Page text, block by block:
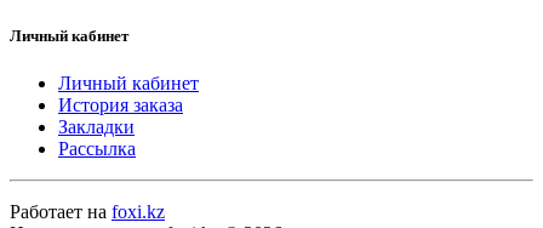
Личный кабинет
Личный кабинет
История заказа
Закладки
Рассылка
Работает на foxi.kz